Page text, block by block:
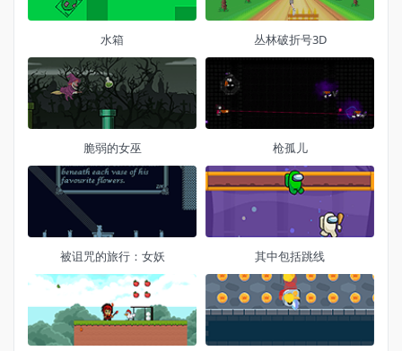
水箱 丛林破折号3D
脆弱的女巫 枪孤儿
被诅咒的旅行：女妖 其中包括跳线